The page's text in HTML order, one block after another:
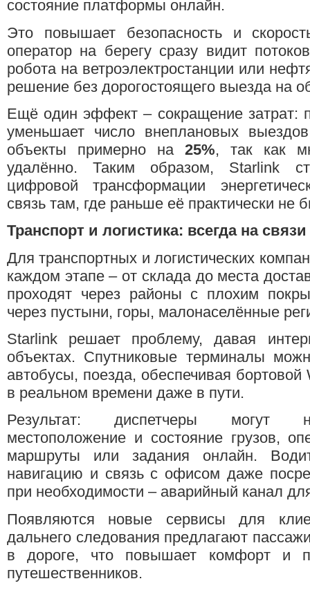
состояние платформы онлайн.
Это повышает безопасность и
оператор на берегу сразу видит
робота на ветроэлектростанции или
решение без дорогостоящего выезда на
Ещё один эффект – сокращение затрат:
уменьшает число внеплановых
объекты примерно на 25%, так как
удалённо. Таким образом, Starlink
цифровой трансформации
связь там, где раньше её практически не
Транспорт и логистика: всегда на
Для транспортных и логистических
каждом этапе – от склада до места
проходят через районы с плохим
через пустыни, горы, малонаселённые
Starlink решает проблему, давая
объектах. Спутниковые терминалы
автобусы, поезда, обеспечивая
в реальном времени даже в пути.
Результат: диспетчеры могут
местоположение и состояние грузов,
маршруты или задания онлайн.
навигацию и связь с офисом даже
при необходимости – аварийный канал
Появляются новые сервисы для
дальнего следования предлагают
в дороге, что повышает комфорт и
путешественников.